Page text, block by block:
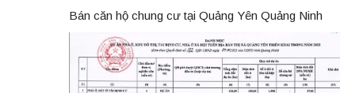
Bán căn hộ chung cư tại Quảng Yên Quảng Ninh